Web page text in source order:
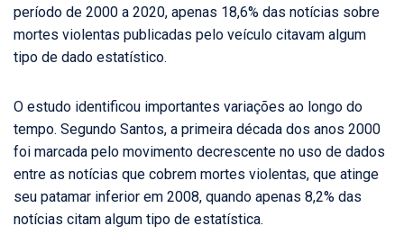
período de 2000 a 2020, apenas 18,6% das notícias sobre
mortes violentas publicadas pelo veículo citavam algum
tipo de dado estatístico.
O estudo identificou importantes variações ao longo do
tempo. Segundo Santos, a primeira década dos anos 2000
foi marcada pelo movimento decrescente no uso de dados
entre as notícias que cobrem mortes violentas, que atinge
seu patamar inferior em 2008, quando apenas 8,2% das
notícias citam algum tipo de estatística.